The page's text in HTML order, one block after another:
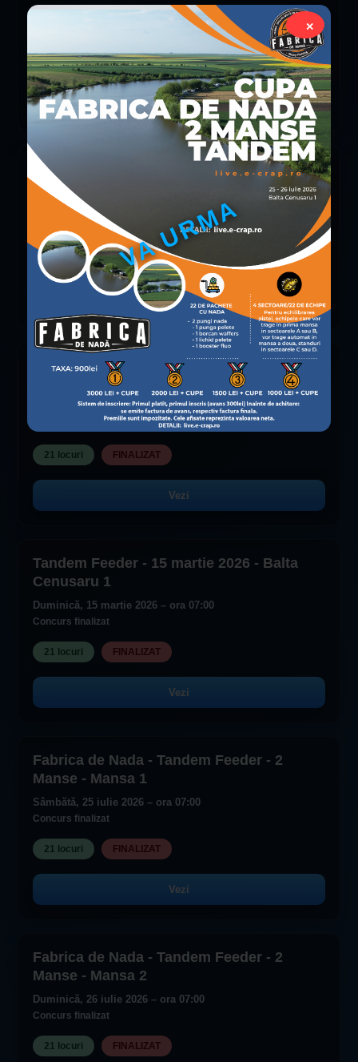
Duminică, 8 martie 2026 – ora 06:00
13 locuri FINALIZAT
Vezi
Individual Feeder - 13 martie 2026 - Balta
Cenusaru 1
Vineri, 13 martie 2026 – ora 07:00
Concurs finalizat
11 locuri FINALIZAT
Vezi
Tandem Feeder - 14 martie 2026 - Balta
Cenusaru 1
Sâmbătă, 14 martie 2026 – ora 07:00
Concurs finalizat
21 locuri FINALIZAT
Vezi
Tandem Feeder - 15 martie 2026 - Balta
Cenusaru 1
Duminică, 15 martie 2026 – ora 07:00
Concurs finalizat
21 locuri FINALIZAT
Vezi
Fabrica de Nada - Tandem Feeder - 2
Manse - Mansa 1
Sâmbătă, 25 iulie 2026 – ora 07:00
Concurs finalizat
21 locuri FINALIZAT
Vezi
Fabrica de Nada - Tandem Feeder - 2
Manse - Mansa 2
Duminică, 26 iulie 2026 – ora 07:00
Concurs finalizat
21 locuri FINALIZAT
VA URMA
✕